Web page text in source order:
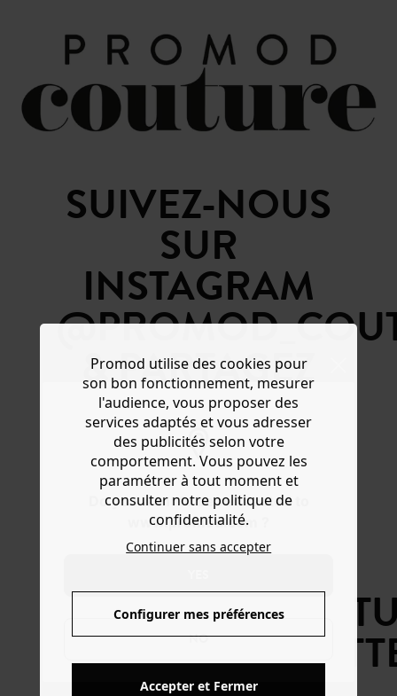
Do you want to be redirected to
www.promod.com ?
NO
SUIVEZ-NOUS
SUR
INSTAGRAM
& PARTAGEZ
VOTRE
RÉALISATION
PROMOD SUR
INSTAGRAM
AVEC
Promod utilise des cookies pour
son bon fonctionnement, mesurer
l'audience, vous proposer des
services adaptés et vous adresser
des publicités selon votre
comportement. Vous pouvez les
paramétrer à tout moment et
consulter notre politique de
confidentialité.
Continuer sans accepter
Configurer mes préférences
Accepter et Fermer